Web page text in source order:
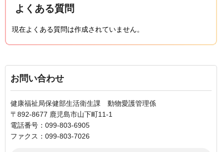
よくある質問
現在よくある質問は作成されていません。
お問い合わせ
健康福祉局保健部生活衛生課 動物愛護管理係
〒892-8677 鹿児島市山下町11-1
電話番号：099-803-6905
ファクス：099-803-7026